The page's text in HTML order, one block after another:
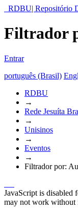
RDBU| Repositório
Filtrador
Entrar
português (Brasil)
RDBU
→
Rede Jesuíta
→
Unisinos
→
Eventos
→
Filtrador por:
JavaScript is disabled
may not work without